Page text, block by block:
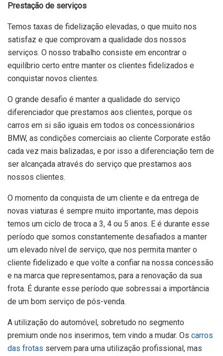
Prestação de serviços
Temos taxas de fidelização elevadas, o que muito nos
satisfaz e que comprovam a qualidade dos nossos
serviços. O nosso trabalho consiste em encontrar o
equilíbrio certo entre manter os clientes fidelizados e
conquistar novos clientes.
O grande desafio é manter a qualidade do serviço
diferenciador que prestamos aos clientes, porque os
carros em si são iguais em todos os concessionários
BMW, as condições comerciais ao cliente Corporate estão
cada vez mais balizadas, e por isso a diferenciação tem de
ser alcançada através do serviço que prestamos aos
nossos clientes.
O momento da conquista de um cliente e da entrega de
novas viaturas é sempre muito importante, mas depois
temos um ciclo de troca a 3, 4 ou 5 anos. E é durante esse
período que somos constantemente desafiados a manter
um elevado nível de serviço, que nos permita manter o
cliente fidelizado e que volte a confiar na nossa concessão
e na marca que representamos, para a renovação da sua
frota. É durante esse período que sobressai a importância
de um bom serviço de pós-venda.
A utilização do automóvel, sobretudo no segmento
premium onde nos inserimos, tem vindo a mudar. Os carros
das frotas servem para uma utilização profissional, mas